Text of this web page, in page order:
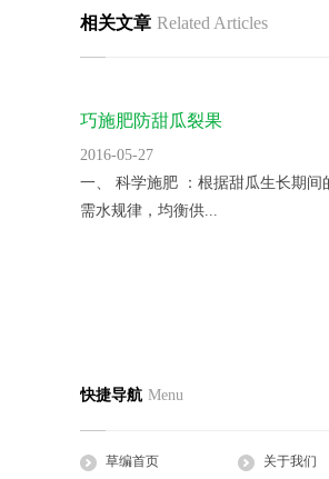
相关文章 Related Articles
巧施肥防甜瓜裂果
2016-05-27
一、 科学施肥 ：根据甜瓜生长期间
需水规律，均衡供...
2016-05-27
日光温室是靠太阳的热辐射来获得热
间的热量也主要依...
快捷导航 Menu
草编首页 关于我们